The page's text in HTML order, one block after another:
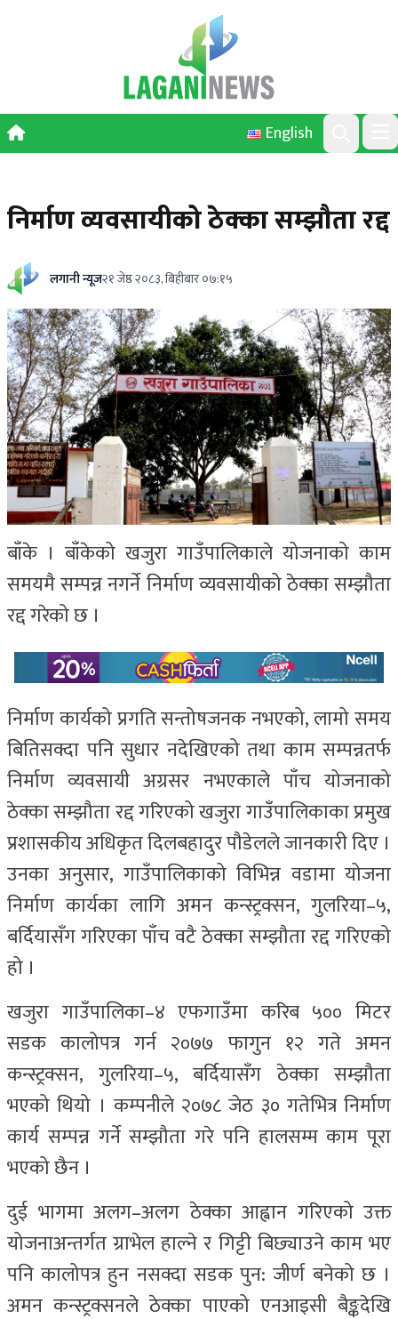
English
Search
निर्माण व्यवसायीको ठेक्का सम्झौता रद्द
लगानी न्यूज२१ जेष्ठ २०८३, बिहीबार ०७:१५
बाँके । बाँकेको खजुरा गाउँपालिकाले योजनाको काम
समयमै सम्पन्न नगर्ने निर्माण व्यवसायीको ठेक्का सम्झौता
रद्द गरेको छ ।
निर्माण कार्यको प्रगति सन्तोषजनक नभएको, लामो समय
बितिसक्दा पनि सुधार नदेखिएको तथा काम सम्पन्नतर्फ
निर्माण व्यवसायी अग्रसर नभएकाले पाँच योजनाको
ठेक्का सम्झौता रद्द गरिएको खजुरा गाउँपालिकाका प्रमुख
प्रशासकीय अधिकृत दिलबहादुर पौडेलले जानकारी दिए ।
उनका अनुसार, गाउँपालिकाको विभिन्न वडामा योजना
निर्माण कार्यका लागि अमन कन्स्ट्रक्सन, गुलरिया–५,
बर्दियासँग गरिएका पाँच वटै ठेक्का सम्झौता रद्द गरिएको
हो ।
खजुरा गाउँपालिका–४ एफगाउँमा करिब ५०० मिटर
सडक कालोपत्र गर्न २०७७ फागुन १२ गते अमन
कन्स्ट्रक्सन, गुलरिया–५, बर्दियासँग ठेक्का सम्झौता
भएको थियो । कम्पनीले २०७८ जेठ ३० गतेभित्र निर्माण
कार्य सम्पन्न गर्ने सम्झौता गरे पनि हालसम्म काम पूरा
भएको छैन ।
दुई भागमा अलग–अलग ठेक्का आह्वान गरिएको उक्त
योजनाअन्तर्गत ग्राभेल हाल्ने र गिट्टी बिछ्याउने काम भए
पनि कालोपत्र हुन नसक्दा सडक पुन: जीर्ण बनेको छ ।
अमन कन्स्ट्रक्सनले ठेक्का पाएको एनआइसी बैङ्कदेखि